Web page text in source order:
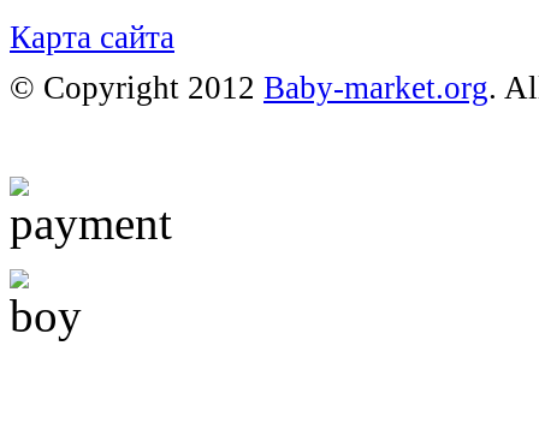
Карта сайта
© Copyright 2012 Baby-market.org.